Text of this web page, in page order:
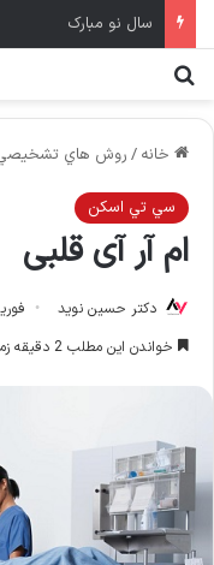
سال نو مبارک
خانه /روش هاي تشخيصي
سي تي اسكن
ام آر آی قلبی
دکتر حسین نوید فوریه 3,
خواندن این مطلب 2 دقیقه زمان میبرد